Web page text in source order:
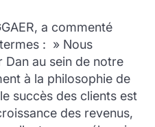
a commenté
: » Nous
Dan au sein de notre
à la philosophie de
succès des clients est
des revenus,